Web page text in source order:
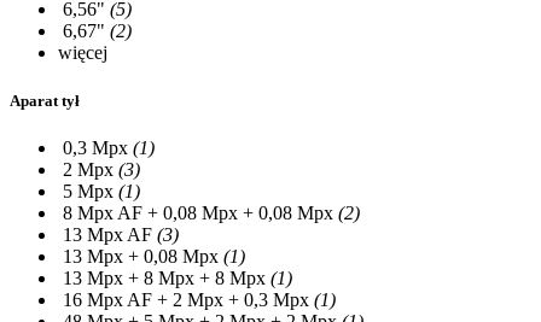
6,56" (5)
6,67" (2)
więcej
Aparat tył
0,3 Mpx (1)
2 Mpx (3)
5 Mpx (1)
8 Mpx AF + 0,08 Mpx + 0,08 Mpx (2)
13 Mpx AF (3)
13 Mpx + 0,08 Mpx (1)
13 Mpx + 8 Mpx + 8 Mpx (1)
16 Mpx AF + 2 Mpx + 0,3 Mpx (1)